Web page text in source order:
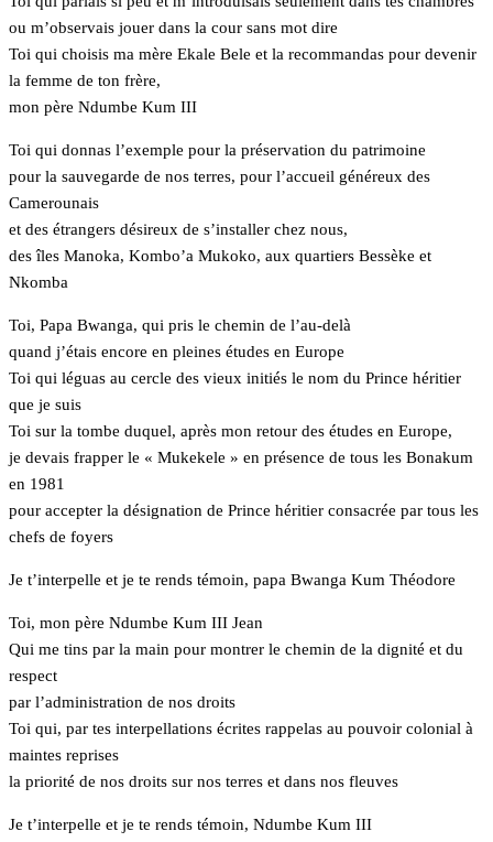
ou m’observais jouer dans la cour sans mot dire
Toi qui choisis ma mère Ekale Bele et la recommandas pour devenir
la femme de ton frère,
mon père Ndumbe Kum III
Toi qui donnas l’exemple pour la préservation du patrimoine
pour la sauvegarde de nos terres, pour l’accueil généreux des
Camerounais
et des étrangers désireux de s’installer chez nous,
des îles Manoka, Kombo’a Mukoko, aux quartiers Bessèke et
Nkomba
Toi, Papa Bwanga, qui pris le chemin de l’au-delà
quand j’étais encore en pleines études en Europe
Toi qui léguas au cercle des vieux initiés le nom du Prince héritier
que je suis
Toi sur la tombe duquel, après mon retour des études en Europe,
je devais frapper le « Mukekele » en présence de tous les Bonakum
en 1981
pour accepter la désignation de Prince héritier consacrée par tous les
chefs de foyers
Je t’interpelle et je te rends témoin, papa Bwanga Kum Théodore
Toi, mon père Ndumbe Kum III Jean
Qui me tins par la main pour montrer le chemin de la dignité et du
respect
par l’administration de nos droits
Toi qui, par tes interpellations écrites rappelas au pouvoir colonial à
maintes reprises
la priorité de nos droits sur nos terres et dans nos fleuves
Je t’interpelle et je te rends témoin, Ndumbe Kum III